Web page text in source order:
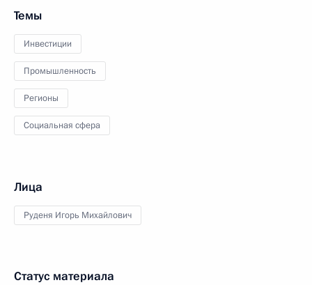
Темы
Инвестиции
Промышленность
Регионы
Социальная сфера
Лица
Руденя Игорь Михайлович
Статус материала